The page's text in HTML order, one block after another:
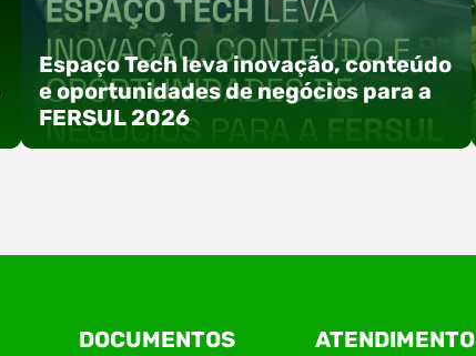
Espaço Tech leva inovação, conteúdo
e oportunidades de negócios para a
FERSUL 2026
A 15ª FERSUL – Feira Multissetorial do Alto Vale
DOCUMENTOS ATENDIMENTO